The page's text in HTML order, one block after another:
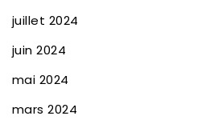
juillet 2024
juin 2024
mai 2024
mars 2024